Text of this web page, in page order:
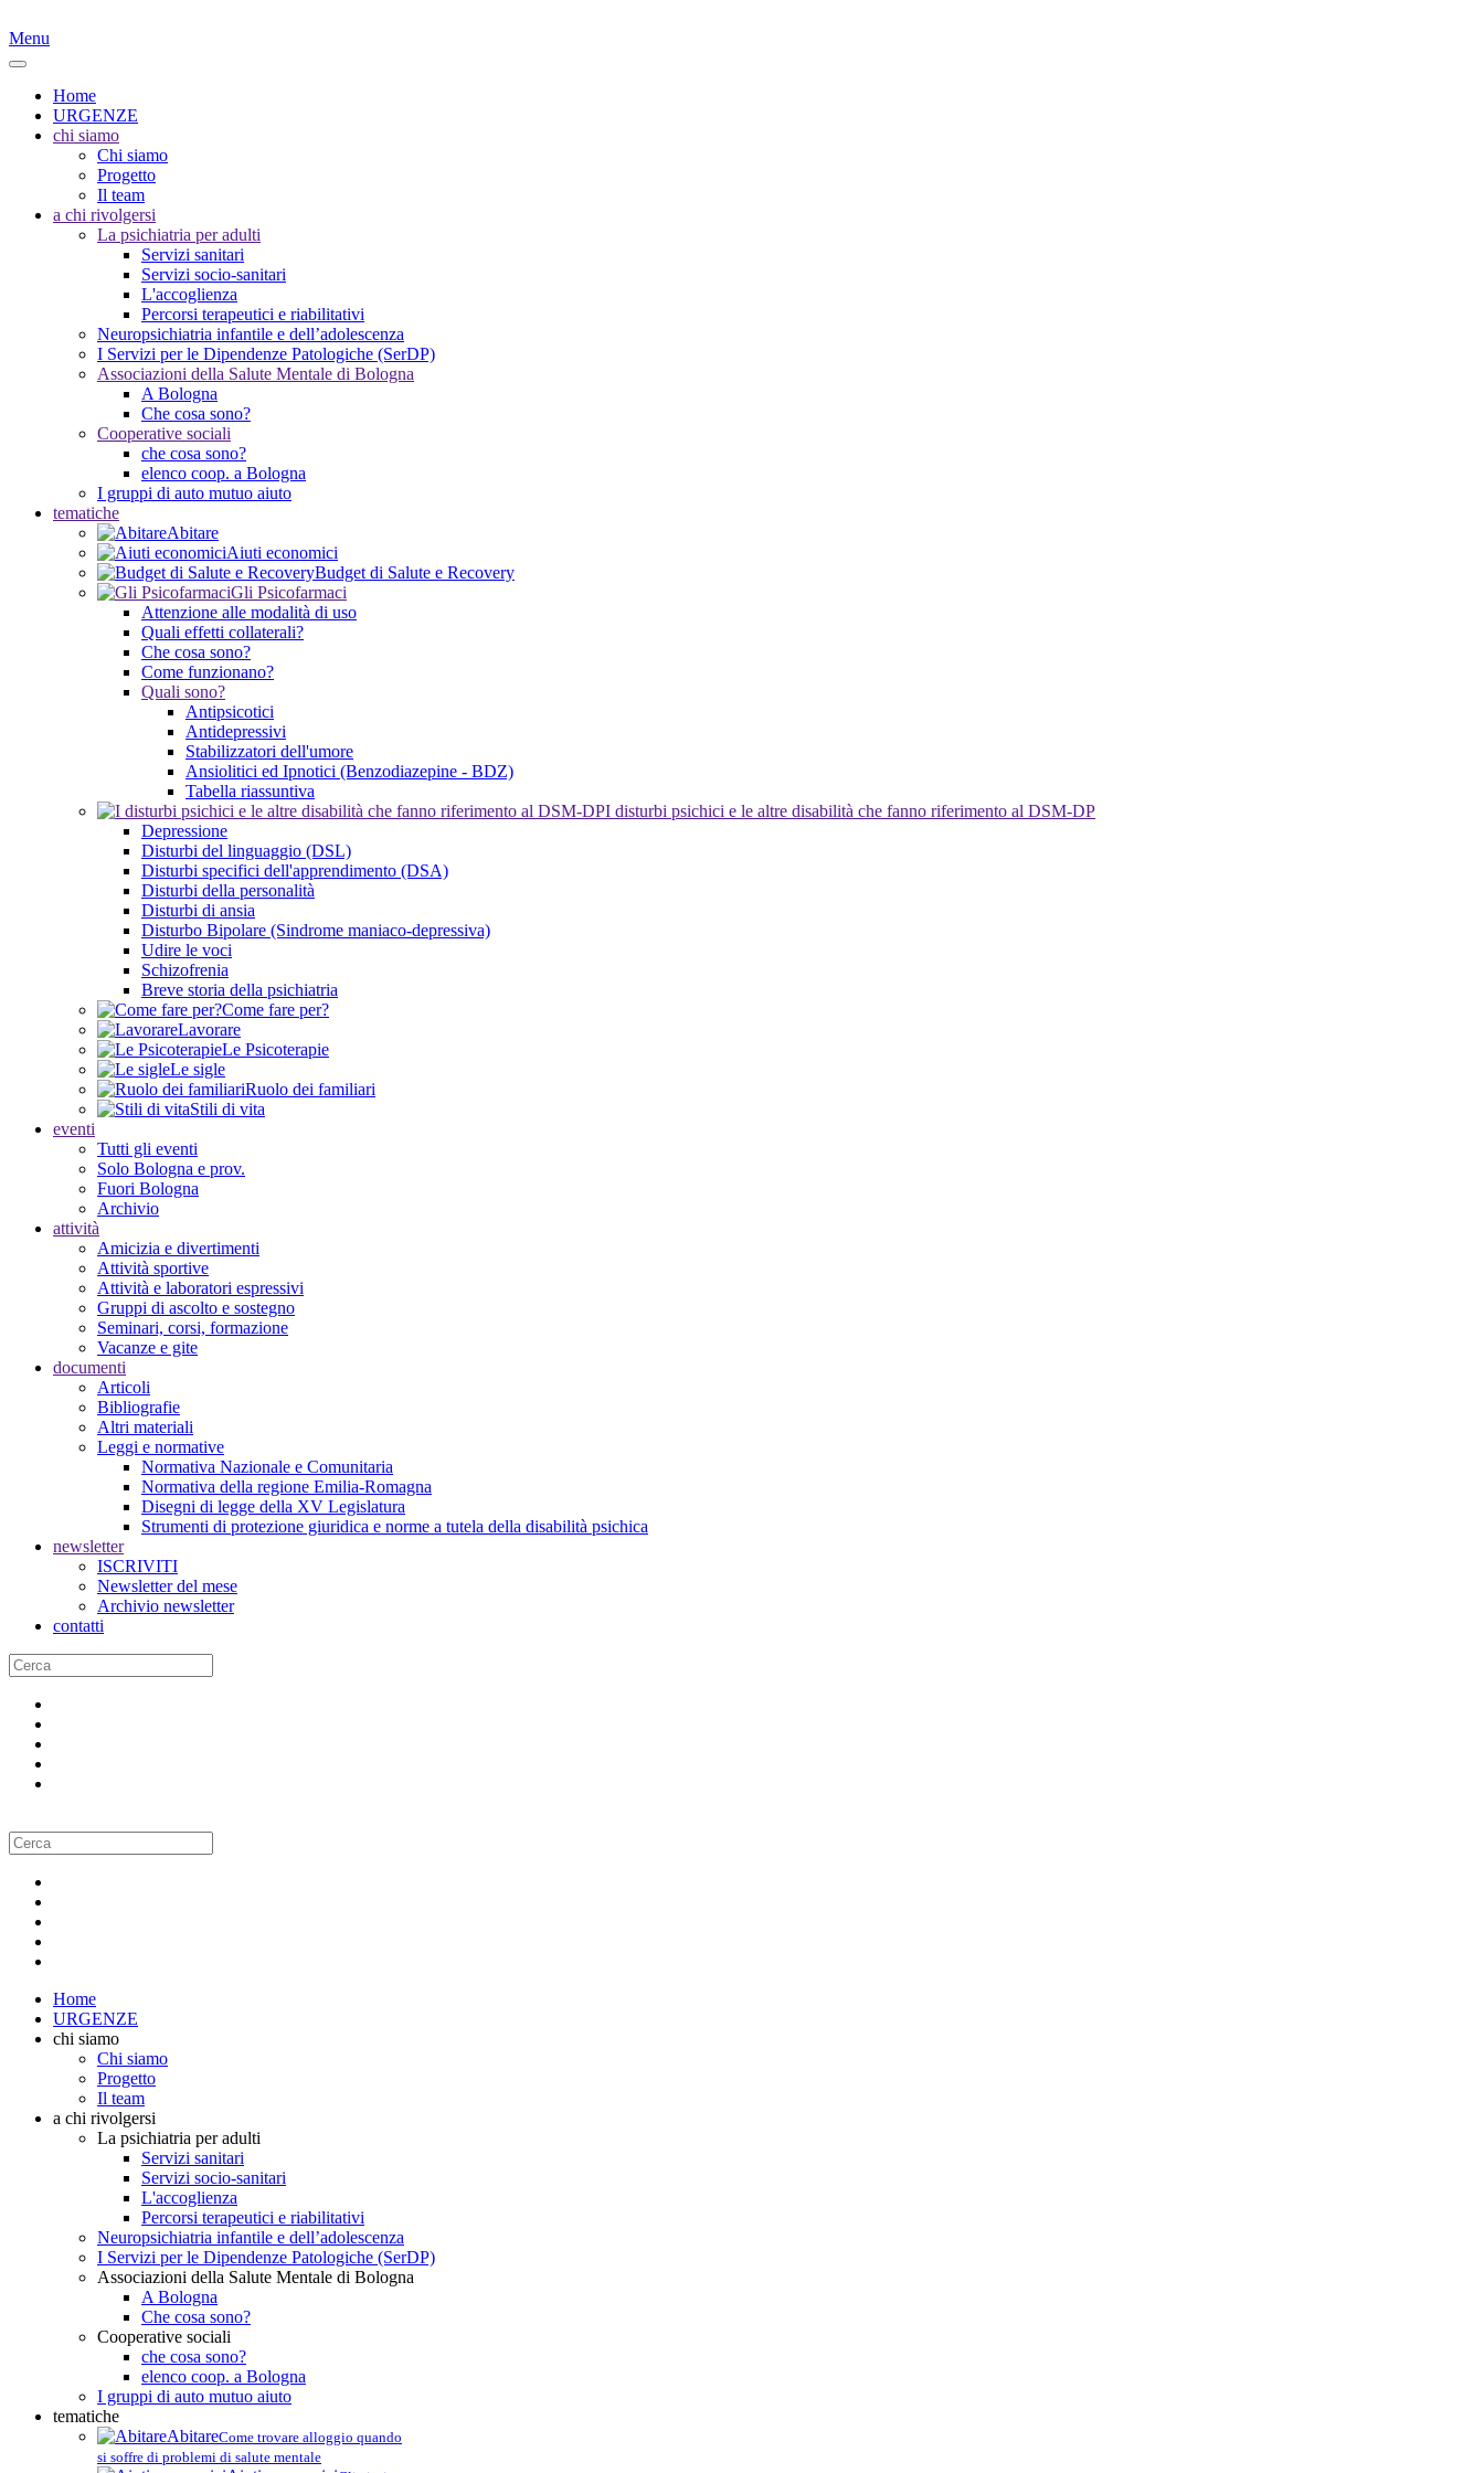
Menu
Home
URGENZE
chi siamo
Chi siamo
Progetto
Il team
a chi rivolgersi
La psichiatria per adulti
Servizi sanitari
Servizi socio-sanitari
L'accoglienza
Percorsi terapeutici e riabilitativi
Neuropsichiatria infantile e dell’adolescenza
I Servizi per le Dipendenze Patologiche (SerDP)
Associazioni della Salute Mentale di Bologna
A Bologna
Che cosa sono?
Cooperative sociali
che cosa sono?
elenco coop. a Bologna
I gruppi di auto mutuo aiuto
tematiche
Abitare
Aiuti economici
Budget di Salute e Recovery
Gli Psicofarmaci
Attenzione alle modalità di uso
Quali effetti collaterali?
Che cosa sono?
Come funzionano?
Quali sono?
Antipsicotici
Antidepressivi
Stabilizzatori dell'umore
Ansiolitici ed Ipnotici (Benzodiazepine - BDZ)
Tabella riassuntiva
I disturbi psichici e le altre disabilità che fanno riferimento al DSM-DP
Depressione
Disturbi del linguaggio (DSL)
Disturbi specifici dell'apprendimento (DSA)
Disturbi della personalità
Disturbi di ansia
Disturbo Bipolare (Sindrome maniaco-depressiva)
Udire le voci
Schizofrenia
Breve storia della psichiatria
Come fare per?
Lavorare
Le Psicoterapie
Le sigle
Ruolo dei familiari
Stili di vita
eventi
Tutti gli eventi
Solo Bologna e prov.
Fuori Bologna
Archivio
attività
Amicizia e divertimenti
Attività sportive
Attività e laboratori espressivi
Gruppi di ascolto e sostegno
Seminari, corsi, formazione
Vacanze e gite
documenti
Articoli
Bibliografie
Altri materiali
Leggi e normative
Normativa Nazionale e Comunitaria
Normativa della regione Emilia-Romagna
Disegni di legge della XV Legislatura
Strumenti di protezione giuridica e norme a tutela della disabilità psichica
newsletter
ISCRIVITI
Newsletter del mese
Archivio newsletter
contatti
Home
URGENZE
chi siamo
Chi siamo
Progetto
Il team
a chi rivolgersi
La psichiatria per adulti
Servizi sanitari
Servizi socio-sanitari
L'accoglienza
Percorsi terapeutici e riabilitativi
Neuropsichiatria infantile e dell’adolescenza
I Servizi per le Dipendenze Patologiche (SerDP)
Associazioni della Salute Mentale di Bologna
A Bologna
Che cosa sono?
Cooperative sociali
che cosa sono?
elenco coop. a Bologna
I gruppi di auto mutuo aiuto
tematiche
AbitareCome trovare alloggio quando
si soffre di problemi di salute mentale